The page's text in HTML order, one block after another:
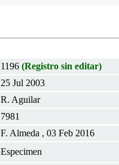
1196 (Registro sin editar)
25 Jul 2003
R. Aguilar
7981
F. Almeda , 03 Feb 2016
Especimen